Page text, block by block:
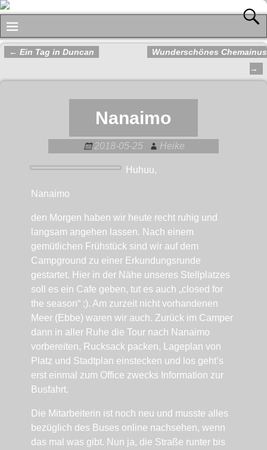
Artikelnavigation
← Ein Tag in Duncan
Wunderschönes Chemainus
→
Nanaimo
2018-05-25 Heike
Huhuu,
Nanaimo
den Morgen haben wir heute recht ruhig und
langsam angehen lassen. Nach einem
gemütlichen Frühstück sind wir auf dem
Campground zu einer Erkundungsrunde
gestartet. Hier in der Nähe unseres Stellplatzes
soll es ein Cafe geben, tut es auch „closed for
the season“ ;). Am zurzeit nicht vorhandenen
Meer (Ebbe) waren wir auch. Zurück im Camper
dann in aller Ruhe die Tour nach Nanaimo
vorbereiten, Rucksack packen, Lageplan von
Platz und Stadtplan einstecken und los geht’s
erst einmal zum Office zwecks Information zur
Busfahrt.
Die Mitarbeiterin ist noch neu und musste alles
bezüglich des Buses online nachsehen, wenn
das mal was gibt. Nun ja, die Straße runter bis